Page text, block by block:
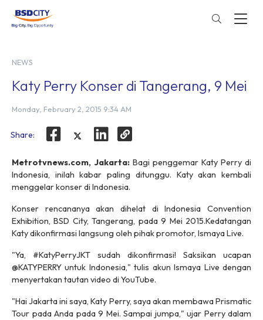
NEWS
Katy Perry Konser di Tangerang, 9 Mei
Monday, February 2, 2015 9:34 AM
Share:
Metrotvnews.com, Jakarta: Bagi penggemar Katy Perry di
Indonesia, inilah kabar paling ditunggu. Katy akan kembali
menggelar konser di Indonesia.
Konser rencananya akan dihelat di Indonesia Convention
Exhibition, BSD City, Tangerang, pada 9 Mei 2015.Kedatangan
Katy dikonfirmasi langsung oleh pihak promotor, Ismaya Live.
"Ya, #KatyPerryJKT sudah dikonfirmasi! Saksikan ucapan
@KATYPERRY untuk Indonesia," tulis akun Ismaya Live dengan
menyertakan tautan video di YouTube.
"Hai Jakarta ini saya, Katy Perry, saya akan membawa Prismatic
Tour pada Anda pada 9 Mei. Sampai jumpa," ujar Perry dalam